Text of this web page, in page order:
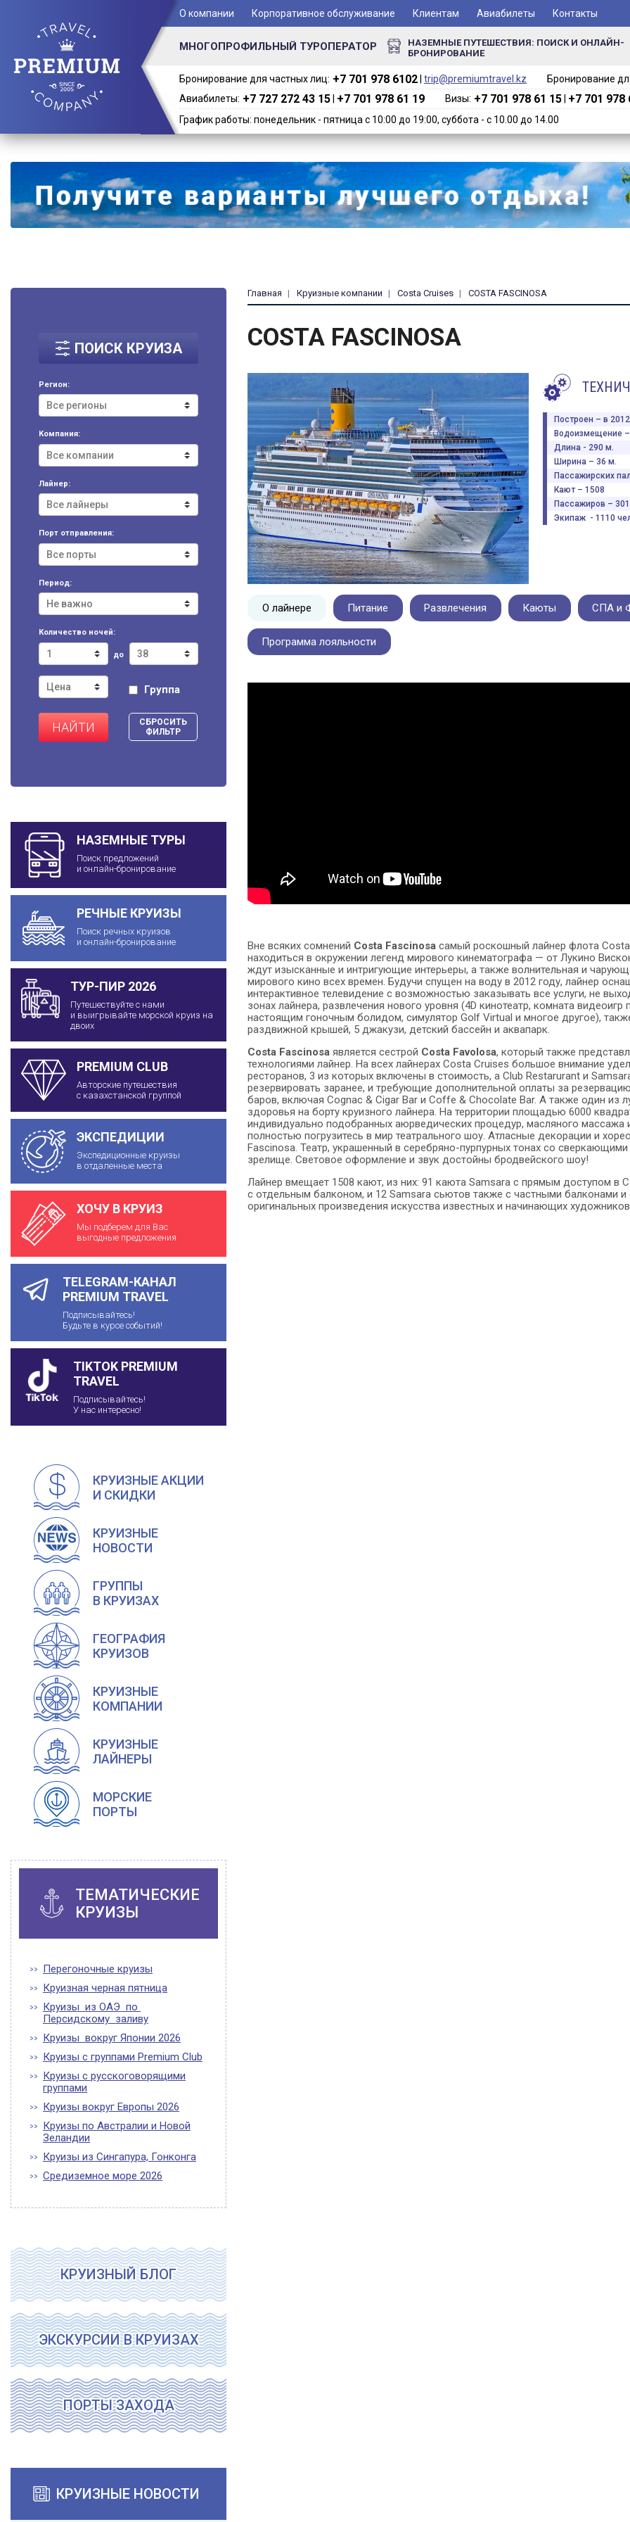
О компании Корпоративное обслуживание Клиентам Авиабилеты Контакты
МНОГОПРОФИЛЬНЫЙ ТУРОПЕРАТОР
НАЗЕМНЫЕ ПУТЕШЕСТВИЯ: ПОИСК И ОНЛАЙН-
БРОНИРОВАНИЕ
Бронирование для частных лиц: +7 701 978 6102‬ trip@premiumtravel.kz Бронирование
Авиабилеты: +7 727 272 43 15 +7 701 978 61 19 Визы: +7 701 978 61 15 +7 701 978
График работы: понедельник - пятница с 10:00 до 19:00, суббота - с 10.00 до 14.00
ПОИСК КРУИЗА
Регион:
Компания:
Лайнер:
Порт отправления:
Период:
Количество ночей:
до
Группа
НАЙТИ
СБРОСИТЬ
ФИЛЬТР
НАЗЕМНЫЕ ТУРЫ
Поиск предложений
и онлайн-бронирование
РЕЧНЫЕ КРУИЗЫ
Поиск речных круизов
и онлайн-бронирование
ТУР-ПИР 2026
Путешествуйте с нами
и выигрывайте морской круиз на
двоих
PREMIUM CLUB
Авторские путешествия
с казахстанской группой
ЭКСПЕДИЦИИ
Экспедиционные круизы
в отдаленные места
ХОЧУ В КРУИЗ
Мы подберем для Вас
выгодные предложения
TELEGRAM-КАНАЛ
PREMIUM TRAVEL
Подписывайтесь!
Будьте в курсе событий!
TIKTOK PREMIUM
TRAVEL
Подписывайтесь!
У нас интересно!
КРУИЗНЫЕ АКЦИИ
И СКИДКИ
КРУИЗНЫЕ
НОВОСТИ
ГРУППЫ
В КРУИЗАХ
ГЕОГРАФИЯ
КРУИЗОВ
КРУИЗНЫЕ
КОМПАНИИ
КРУИЗНЫЕ
ЛАЙНЕРЫ
МОРСКИЕ
ПОРТЫ
ТЕМАТИЧЕСКИЕ
КРУИЗЫ
Перегоночные круизы
Круизная черная пятница
Круизы из ОАЭ по
Персидскому заливу
Круизы вокруг Японии 2026
Круизы с группами Premium Club
Круизы с русскоговорящими
группами
Круизы вокруг Европы 2026
Круизы по Австралии и Новой
Зеландии
Круизы из Сингапура, Гонконга
Средиземное море 2026
КРУИЗНЫЙ БЛОГ
ЭКСКУРСИИ В КРУИЗАХ
ПОРТЫ ЗАХОДА
КРУИЗНЫЕ НОВОСТИ
Главная Круизные компании Costa Cruises COSTA FASCINOSA
COSTA FASCINOSA
Построен – в 2012
Водоизмещение –
Длина - 290 м.
Ширина – 36 м.
Пассажирских
Кают – 1508
Пассажиров –
Экипаж - 1110
О лайнере Питание Развлечения Каюты СПА и
Программа лояльности
Вне всяких сомнений Costa Fascinosa самый роскошный лайнер флота
находиться в окружении легенд мирового кинематографа — от Лукино
ждут изысканные и интригующие интерьеры, а также волнительная и
мирового кино всех времен. Будучи спущен на воду в 2012 году, лайнер
интерактивное телевидение с возможностью заказывать все услуги, не
зонах лайнера, развлечения нового уровня (4D кинотеатр, комната
настоящим гоночным болидом, симулятор Golf Virtual и многое другое),
раздвижной крышей, 5 джакузи, детский бассейн и аквапарк.
Costa Fascinosa является сестрой Costa Favolosa, который также
технологиями лайнер. На всех лайнерах Costa Cruises большое внимание
ресторанов, 3 из которых включены в стоимость, а Club Restarurant и
резервировать заранее, и требующие дополнительной оплаты за
баров, включая Cognac & Cigar Bar и Coffe & Chocolate Bar. А также один
здоровья на борту круизного лайнера. На территории площадью 6000
индивидуально подобранных аюрведических процедур, масляного
полностью погрузитесь в мир театрального шоу. Атласные декорации и
Fascinosa. Театр, украшенный в серебряно-пурпурных тонах со
зрелище. Световое оформление и звук достойны бродвейского шоу!
Лайнер вмещает 1508 кают, из них: 91 каюта Samsara с прямым доступом
с отдельным балконом, и 12 Samsara сьютов также с частными балконами
оригинальных произведения искусства известных и начинающих